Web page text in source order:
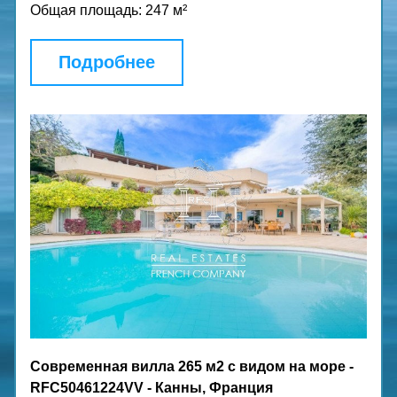
Общая площадь: 247 м²
Подробнее
Современная вилла 265 м2 с видом на море -
RFC50461224VV - Канны, Франция